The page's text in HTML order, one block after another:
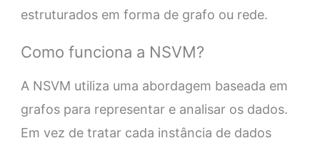
estruturados em forma de grafo ou rede.
Como funciona a NSVM?
A NSVM utiliza uma abordagem baseada em
grafos para representar e analisar os dados.
Em vez de tratar cada instância de dados